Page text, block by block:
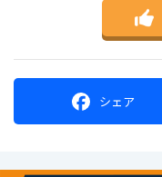
シェア